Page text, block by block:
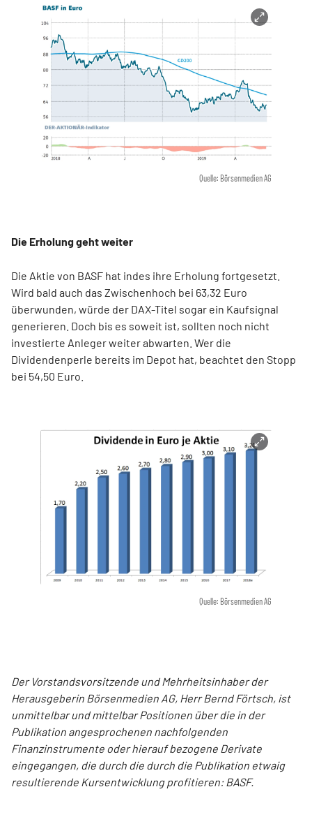
Quelle: Börsenmedien AG
Die Erholung geht weiter
Die Aktie von BASF hat indes ihre Erholung fortgesetzt.
Wird bald auch das Zwischenhoch bei 63,32 Euro
überwunden, würde der DAX-Titel sogar ein Kaufsignal
generieren. Doch bis es soweit ist, sollten noch nicht
investierte Anleger weiter abwarten. Wer die
Dividendenperle bereits im Depot hat, beachtet den Stopp
bei 54,50 Euro.
Quelle: Börsenmedien AG
Der Vorstandsvorsitzende und Mehrheitsinhaber der
Herausgeberin Börsenmedien AG, Herr Bernd Förtsch, ist
unmittelbar und mittelbar Positionen über die in der
Publikation angesprochenen nachfolgenden
Finanzinstrumente oder hierauf bezogene Derivate
eingegangen, die durch die durch die Publikation etwaig
resultierende Kursentwicklung profitieren: BASF.